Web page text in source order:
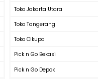
Toko Jakarta Utara
Toko Tangerang
Toko Cikupa
Pick n Go Bekasi
Pick n Go Depok